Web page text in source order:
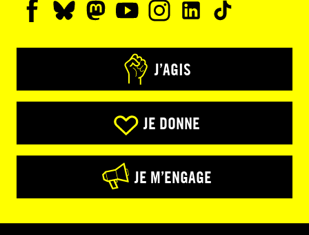
J’AGIS
JE DONNE
JE M’ENGAGE